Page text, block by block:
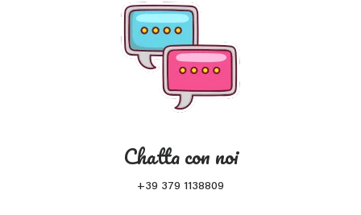
Chatta con noi
+39 379 1138809